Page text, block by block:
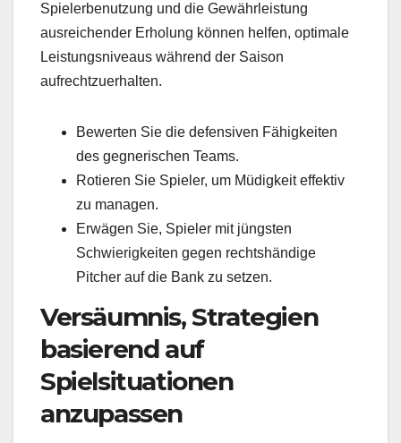
Spielerbenutzung und die Gewährleistung
ausreichender Erholung können helfen, optimale
Leistungsniveaus während der Saison
aufrechtzuerhalten.
Bewerten Sie die defensiven Fähigkeiten
des gegnerischen Teams.
Rotieren Sie Spieler, um Müdigkeit effektiv
zu managen.
Erwägen Sie, Spieler mit jüngsten
Schwierigkeiten gegen rechtshändige
Pitcher auf die Bank zu setzen.
Versäumnis, Strategien
basierend auf
Spielsituationen
anzupassen